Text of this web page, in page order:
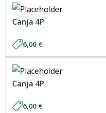
Canja 4P
6,00 €
Canja 4P
6,00 €